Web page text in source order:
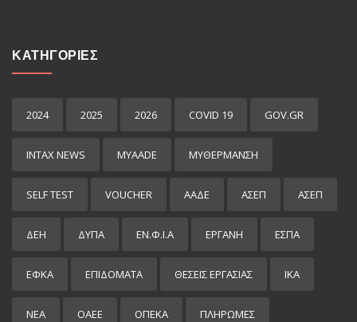
ΚΑΤΗΓΟΡΙΕΣ
2024 2025 2026 COVID 19 GOV.GR
INTAX NEWS MYAADE MYΘΈΡΜΑΝΣΗ
SELF TEST VOUCHER ΑΑΔΕ ΑΣΕΠ ΑΣΕΠ
ΔΕΗ ΔΥΠΑ ΕΝ.Φ.Ι.Α ΕΡΓΑΝΗ ΕΣΠΑ
ΕΦΚΑ ΕΠΙΔΌΜΑΤΑ ΘΕΣΕΙΣ ΕΡΓΑΣΙΑΣ ΙΚΑ
ΝΕΑ ΟΑΕΕ ΟΠΕΚΑ ΠΛΗΡΩΜΕΣ